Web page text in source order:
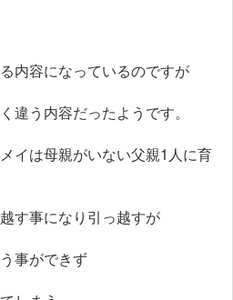
内容になっているのですが
違う内容だったようです。
イは母親がいない父親1人に育
す事になり引っ越すが
事ができず